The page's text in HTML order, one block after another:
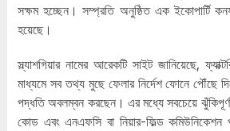
সক্ষম হচ্ছেন। সম্প্রতি অনুষ্ঠিত এক ইকোপার্টি
হয়েছে।
স্ল্যাশগিয়ার নামের আরেকটি সাইট জানিয়েছে,
মাধ্যমে সব তথ্য মুছে ফেলার নির্দেশ ফোনে পৌঁছে
পদ্ধতি অবলম্বন করছেন। এর মধ্যে সবচেয়ে
কোড এবং এনএফসি বা নিয়ার-ফিল্ড কমিউনিকেশন